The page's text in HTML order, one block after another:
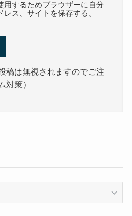
用するためブラウザーに自分
ス、サイトを保存する。
稿は無視されますのでご注
対策）